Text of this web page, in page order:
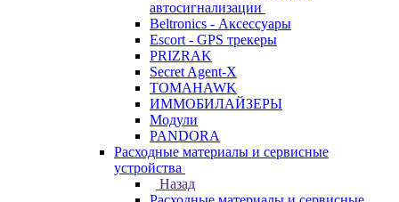
автосигнализации
Beltronics - Аксессуары
Escort - GPS трекеры
PRIZRAK
Secret Agent-X
TOMAHAWK
ИММОБИЛАЙЗЕРЫ
Модули
PANDORA
Расходные материалы и сервисные
устройства
Назад